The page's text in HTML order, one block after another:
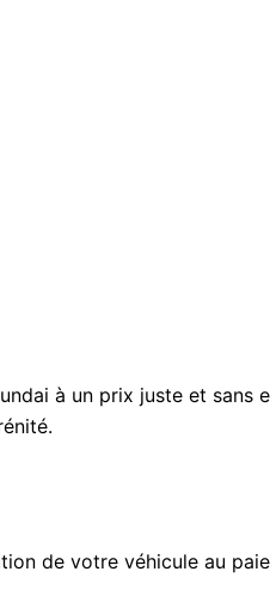
à un prix juste et sans
de votre véhicule au